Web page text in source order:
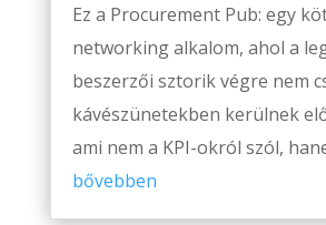
Ez a Procurement Pub: egy
networking alkalom, ahol a
beszerzői sztorik végre nem
kávészünetekben kerülnek
ami nem a KPI-okról szól,
bővebben